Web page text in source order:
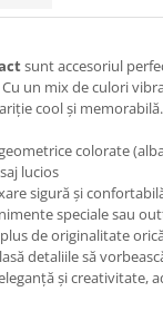
sunt accesoriul
un mix de culori
cool și memorabilă.
colorate
lucios
sigură și
speciale sau
de originalitate
detaliile să
și creativitate,